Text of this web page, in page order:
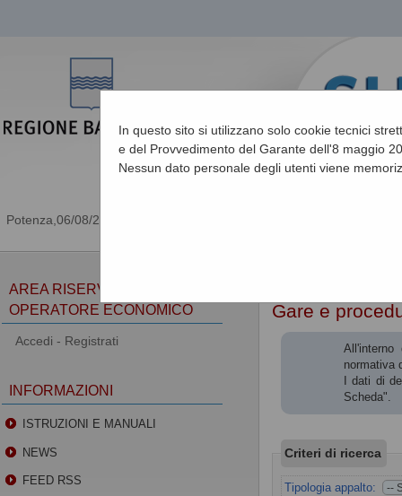
06/08/2026 19:58
In questo sito si utilizzano solo cookie tecnici
e del Provvedimento del Garante dell'8 maggio
Nessun dato personale degli utenti viene
Gare e
normativa
I dati di
Scheda".
Criteri di ricerca
Tipologia appalto:
AREA RISERVATA
OPERATORE ECONOMICO
Accedi - Registrati
INFORMAZIONI
ISTRUZIONI E MANUALI
NEWS
FEED RSS